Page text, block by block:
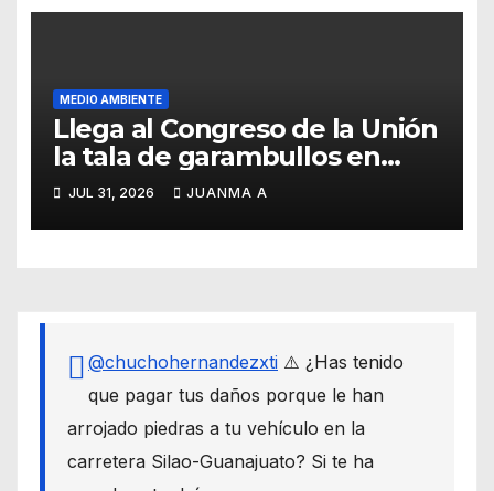
MEDIO AMBIENTE
Llega al Congreso de la Unión
la tala de garambullos en
Guanajuato capital
JUL 31, 2026 JUANMA A
@chuchohernandezxti ⚠️ ¿Has tenido
que pagar tus daños porque le han
arrojado piedras a tu vehículo en la
carretera Silao-Guanajuato? Si te ha